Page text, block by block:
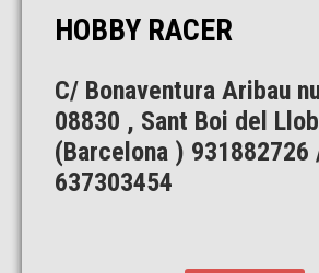
HOBBY RACER
C/ Bonaventura Aribau
08830 , Sant Boi del
(Barcelona ) 931882726
637303454